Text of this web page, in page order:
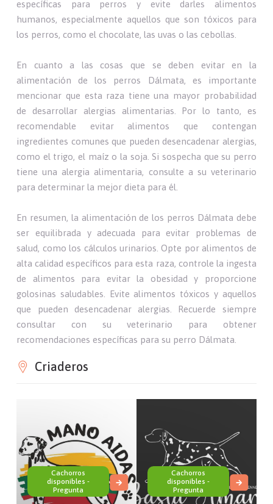
específicas para perros y evite darles alimentos
humanos, especialmente aquellos que son tóxicos para
los perros, como el chocolate, las uvas o las cebollas.
En cuanto a las cosas que se deben evitar en la
alimentación de los perros Dálmata, es importante
mencionar que esta raza tiene una mayor probabilidad
de desarrollar alergias alimentarias. Por lo tanto, es
recomendable evitar alimentos que contengan
ingredientes comunes que pueden desencadenar alergias,
como el trigo, el maíz o la soja. Si sospecha que su perro
tiene una alergia alimentaria, consulte a su veterinario
para determinar la mejor dieta para él.
En resumen, la alimentación de los perros Dálmata debe
ser equilibrada y adecuada para evitar problemas de
salud, como los cálculos urinarios. Opte por alimentos de
alta calidad específicos para esta raza, controle la ingesta
de alimentos para evitar la obesidad y proporcione
golosinas saludables. Evite alimentos tóxicos y aquellos
que pueden desencadenar alergias. Recuerde siempre
consultar con su veterinario para obtener
recomendaciones específicas para su perro Dálmata.
Criaderos
Cachorros
disponibles -
Pregunta
Cachorros
disponibles -
Pregunta